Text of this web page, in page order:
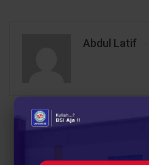
Abdul Latif
PREV POST